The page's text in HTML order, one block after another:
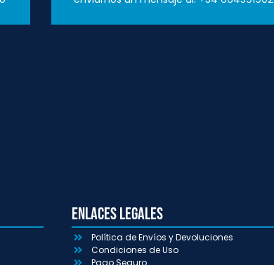
Enlaces Legales
Política de Envíos y Devoluciones
Condiciones de Uso
Pago Seguro